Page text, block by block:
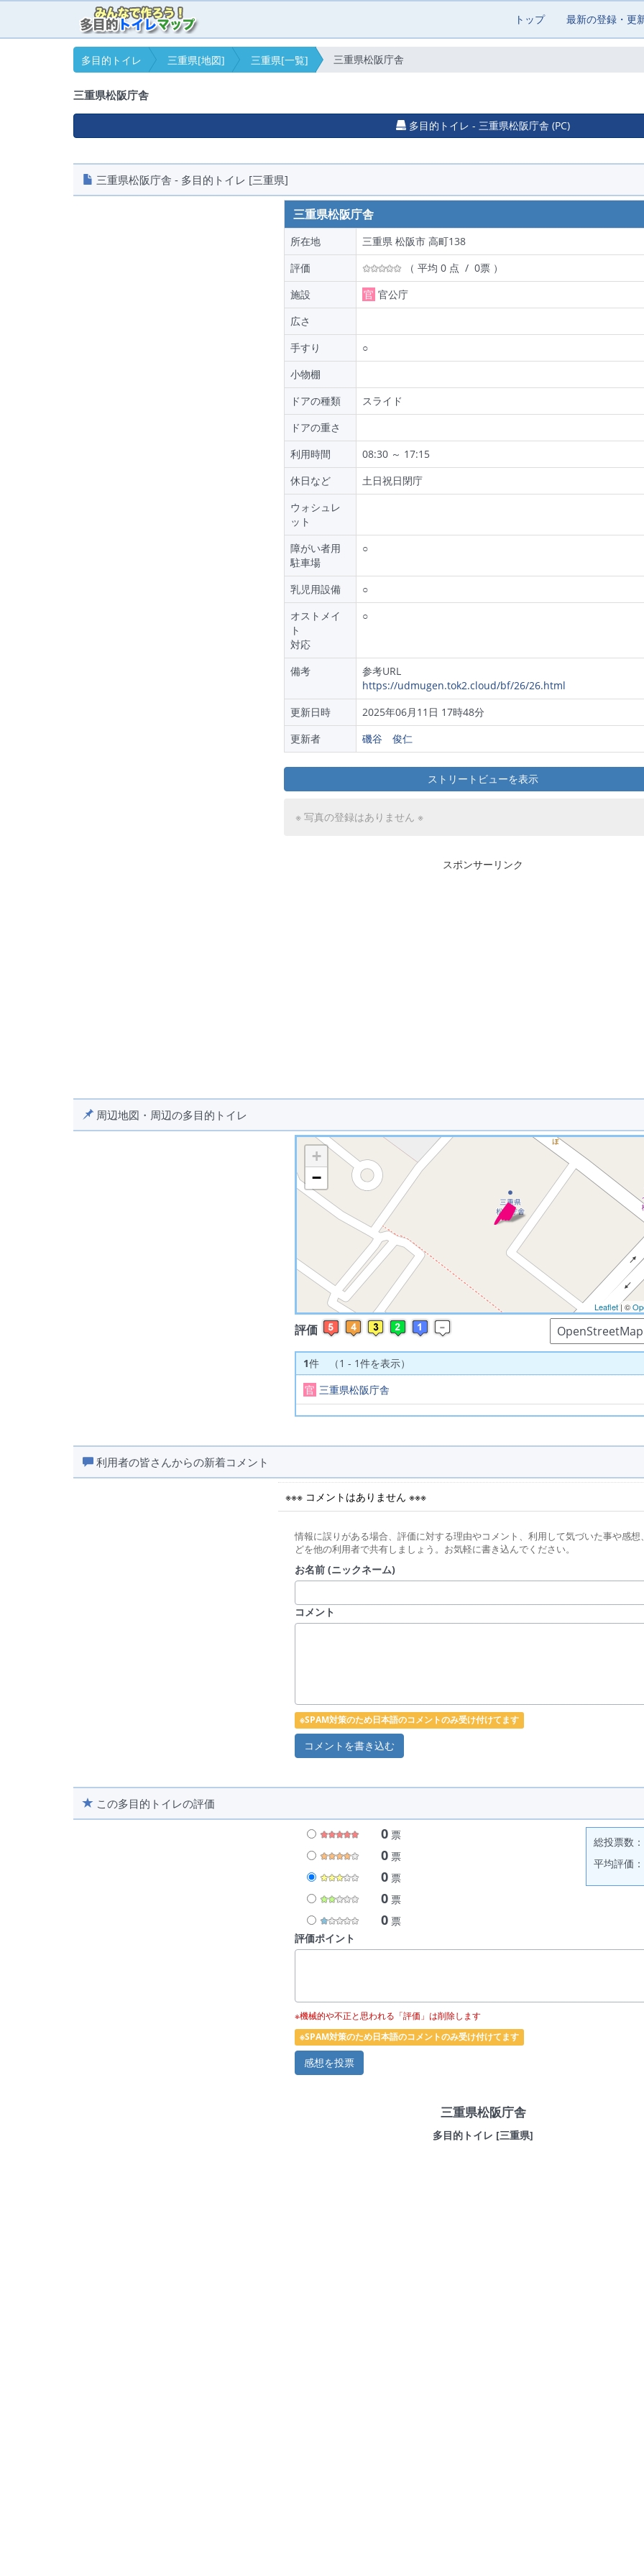
トップ 最新の登録・更
多目的トイレ 三重県[地図] 三重県[一覧] 三重県松阪庁舎
三重県松阪庁舎
多目的トイレ - 三重県松阪庁舎 (PC)
三重県松阪庁舎 - 多目的トイレ [三重県]
三重県松阪庁舎
所在地
三重県 松阪市 高町138
評価
（ 平均 0 点 / 0票 ）
施設
官 官公庁
広さ
手すり
○
小物棚
ドアの種類
スライド
ドアの重さ
利用時間
08:30 ～ 17:15
休日など
土日祝日閉庁
ウォシュレ
ット
障がい者用
駐車場
○
乳児用設備
○
オストメイ
ト
対応
○
備考
参考URL
https://udmugen.tok2.cloud/bf/26/26.html
更新日時
2025年06月11日 17時48分
更新者
磯谷 俊仁
ストリートビューを表示
※ 写真の登録はありません ※
スポンサーリンク
周辺地図・周辺の多目的トイレ
※ マップを検索、表示中です ※
+
−
Leaflet| ©
評価
1件 （1 - 1件を表示）
官 三重県松阪庁舎
利用者の皆さんからの新着コメント
※※※ コメントはありません ※※※
情報に誤りがある場合、評価に対する理由やコメント、利用して気づいた事や感想
どを他の利用者で共有しましょう。お気軽に書き込んでください。
お名前 (ニックネーム)
コメント
※SPAM対策のため日本語のコメントのみ受け付けてます
この多目的トイレの評価
0票
0票
0票
0票
0票
総投票数
平均評価
評価ポイント
※機械的や不正と思われる「評価」は削除します
※SPAM対策のため日本語のコメントのみ受け付けてます
三重県松阪庁舎
多目的トイレ [三重県]